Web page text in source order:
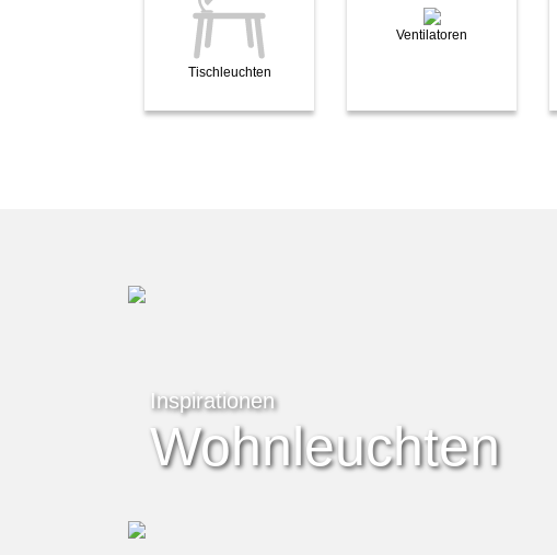
Tischleuchten
Ventilatoren
Inspirationen
Wohnleuchten